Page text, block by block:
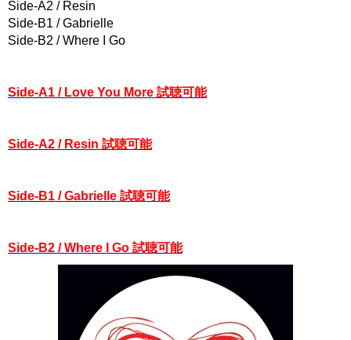
Side-A2 / Resin
Side-B1 / Gabrielle
Side-B2 / Where I Go
Side-A1 / Love You More 試聴可能
Side-A2 / Resin 試聴可能
Side-B1 / Gabrielle 試聴可能
Side-B2 / Where I Go 試聴可能